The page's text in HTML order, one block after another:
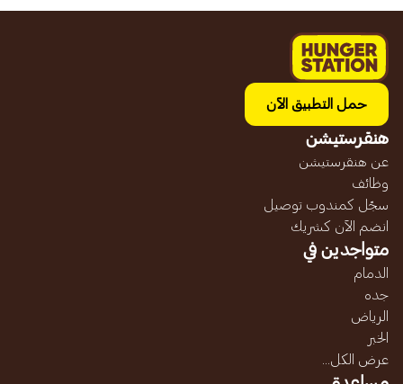
حمل التطبيق الآن
هنقرستيشن
عن هنقرستيشن
وظائف
سجّل كمندوب توصيل
انضم الآن كشريك
متواجدين في
الدمام
جده
الرياض
الخبر
عرض الكل...